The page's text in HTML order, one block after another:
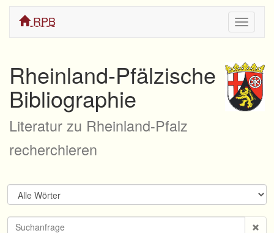
ein/
RPB
Rheinland-Pfälzische
Bibliographie
Literatur zu Rheinland-Pfalz
recherchieren